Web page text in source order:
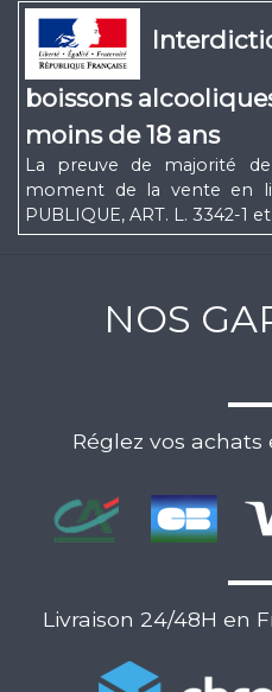
boissons
moins de 18 ans
La preuve de majorité
moment de la vente en
PUBLIQUE, ART. L. 3342-1
NOS
Réglez vos
Livraison 24/48H en